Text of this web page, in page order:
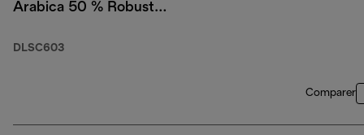
Arabica 50 % Robusta,
DLSC603
Comparer